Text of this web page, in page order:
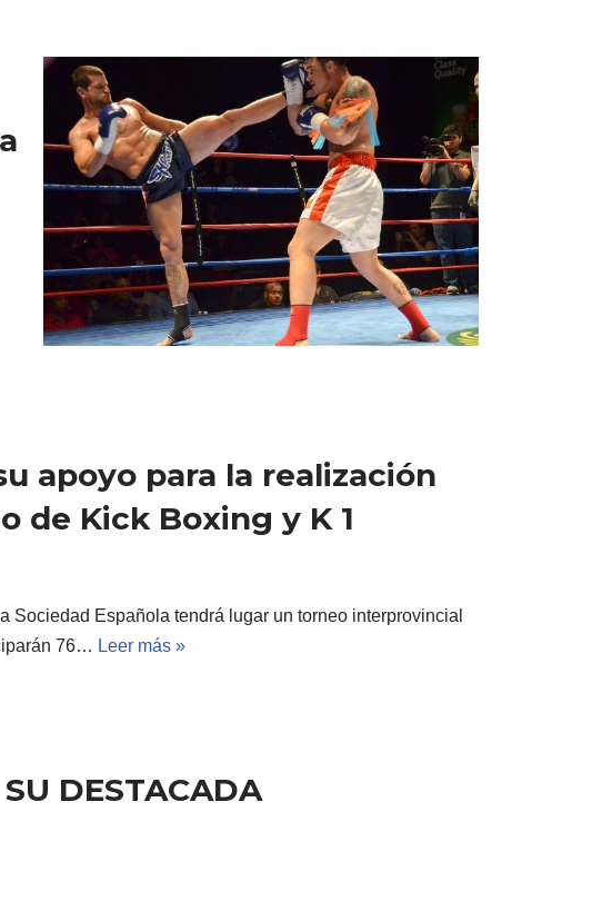
apoyo para la realización
de Kick Boxing y K 1
Sociedad Española tendrá lugar un torneo interprovincial
76… Leer más »
DESTACADA